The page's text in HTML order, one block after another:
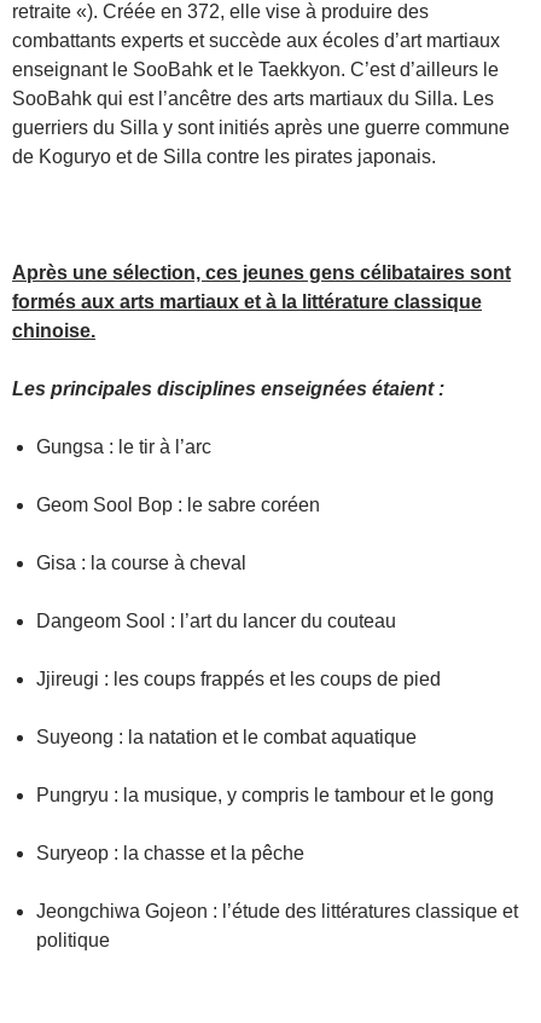
retraite «). Créée en 372, elle vise à produire des
combattants experts et succède aux écoles d’art martiaux
enseignant le SooBahk et le Taekkyon. C’est d’ailleurs le
SooBahk qui est l’ancêtre des arts martiaux du Silla. Les
guerriers du Silla y sont initiés après une guerre commune
de Koguryo et de Silla contre les pirates japonais.
Après une sélection, ces jeunes gens célibataires sont
formés aux arts martiaux et à la littérature classique
chinoise.
Les principales disciplines enseignées étaient :
Gungsa : le tir à l’arc
Geom Sool Bop : le sabre coréen
Gisa : la course à cheval
Dangeom Sool : l’art du lancer du couteau
Jjireugi : les coups frappés et les coups de pied
Suyeong : la natation et le combat aquatique
Pungryu : la musique, y compris le tambour et le gong
Suryeop : la chasse et la pêche
Jeongchiwa Gojeon : l’étude des littératures classique et
politique